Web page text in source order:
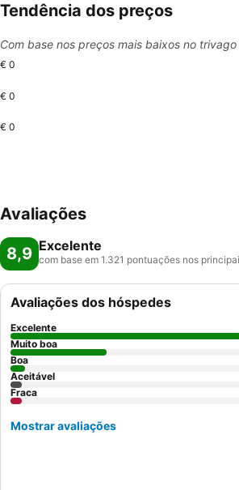
Tendência dos preços
Com base nos preços mais baixos no
€ 0
€ 0
€ 0
Avaliações
8,9 Excelente
com base em 1.321 pontuações nos
Avaliações dos hóspedes
Excelente
Muito boa
Boa
Aceitável
Fraca
Mostrar avaliações